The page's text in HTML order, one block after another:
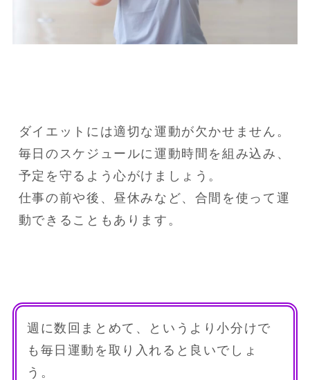
ダイエットには適切な運動が欠かせません。
毎日のスケジュールに運動時間を組み込み、
予定を守るよう心がけましょう。
仕事の前や後、昼休みなど、合間を使って運
動できることもあります。
週に数回まとめて、というより小分けで
も毎日運動を取り入れると良いでしょ
う。